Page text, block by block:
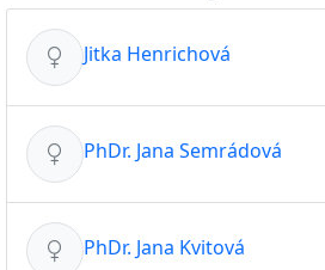
Jitka Henrichová
PhDr. Jana Semrádová
PhDr. Jana Kvitová